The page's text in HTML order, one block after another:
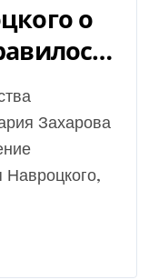
о
Захарова